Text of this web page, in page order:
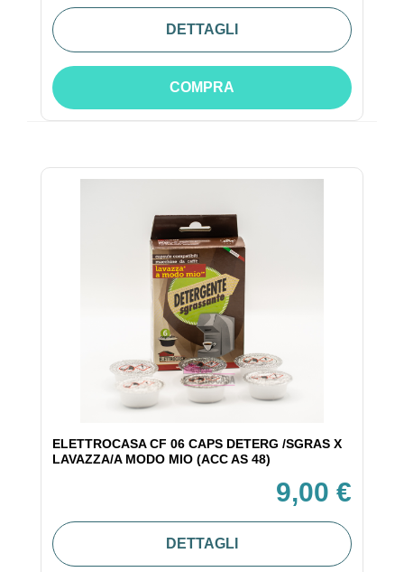
DETTAGLI
COMPRA
ELETTROCASA CF 06 CAPS DETERG /SGRAS X
LAVAZZA/A MODO MIO (ACC AS 48)
9,00 €
DETTAGLI